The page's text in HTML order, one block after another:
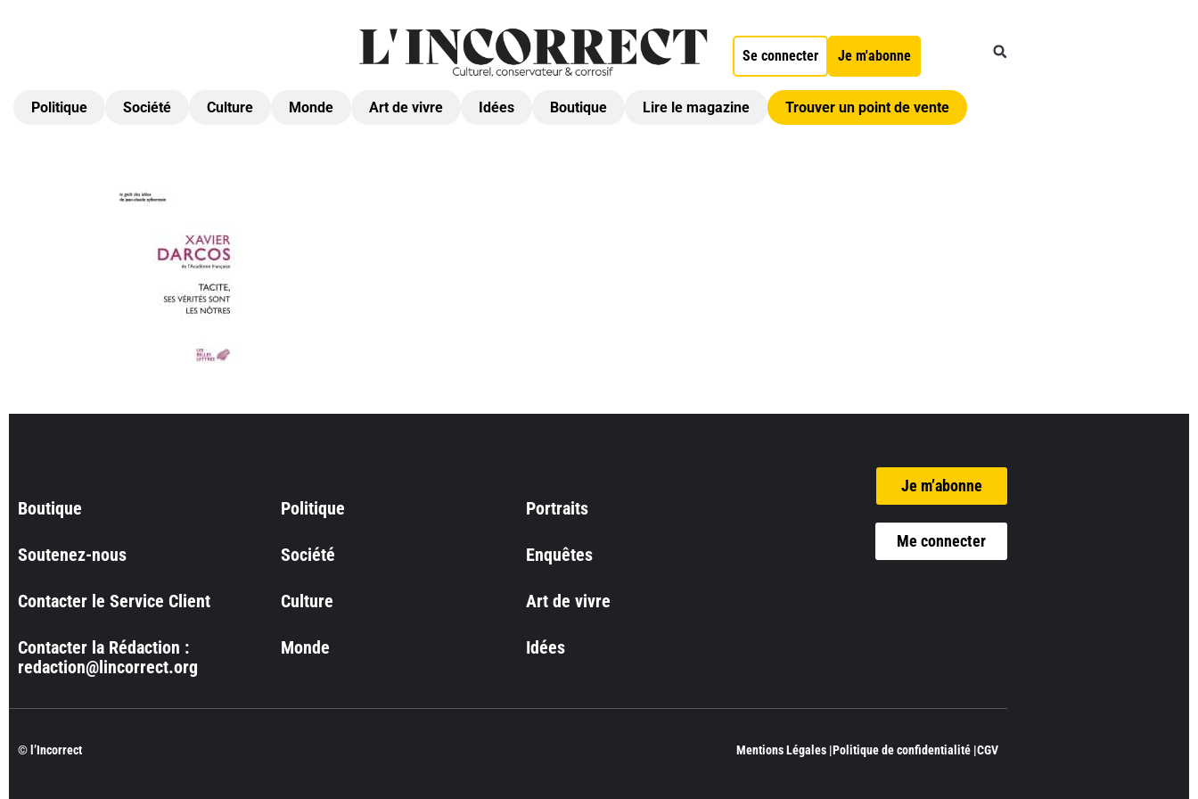
Se connecter Je m'abonne
Politique Société Culture Monde Art de vivre Idées Boutique Lire le magazine Trouver un point de vente
Boutique
Soutenez-nous
Contacter le Service Client
Contacter la Rédaction :
redaction@lincorrect.org
Politique
Société
Culture
Monde
Portraits
Enquêtes
Art de vivre
Idées
Je m’abonne
Me connecter
© l’Incorrect Mentions Légales |Politique de confidentialité |CGV